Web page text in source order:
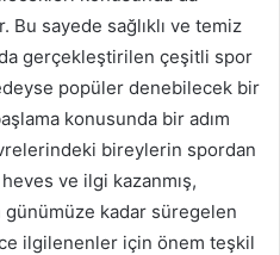
Bu sayede sağlıklı ve temiz
gerçekleştirilen çeşitli spor
popüler denebilecek bir
konusunda bir adım
bireylerin spordan
ve ilgi kazanmış,
kadar süregelen
ilgilenenler için önem teşkil